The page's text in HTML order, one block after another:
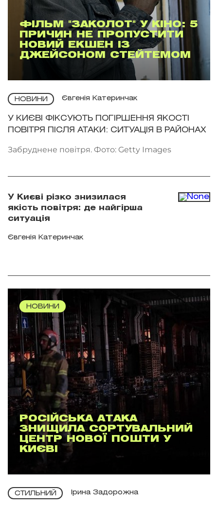
ФІЛЬМ "ЗАКОЛОТ" У КІНО: 5
ПРИЧИН НЕ ПРОПУСТИТИ
НОВИЙ ЕКШЕН ІЗ
ДЖЕЙСОНОМ СТЕЙТЕМОМ
НОВИНИ Євгенія Катеринчак
У КИЄВІ ФІКСУЮТЬ ПОГІРШЕННЯ ЯКОСТІ
ПОВІТРЯ ПІСЛЯ АТАКИ: СИТУАЦІЯ В РАЙОНАХ
Забруднене повітря. Фото: Getty Images
У Києві різко знизилася
якість повітря: де найгірша
ситуація
Євгенія Катеринчак
НОВИНИ
РОСІЙСЬКА АТАКА
ЗНИЩИЛА СОРТУВАЛЬНИЙ
ЦЕНТР НОВОЇ ПОШТИ У
КИЄВІ
СТИЛЬНИЙ Ірина Задорожна